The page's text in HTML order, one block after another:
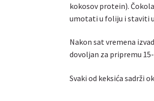
kokosov protein).
umotati u foliju i staviti
Nakon sat vremena
dovoljan za pripremu
Svaki od keksića sadrži